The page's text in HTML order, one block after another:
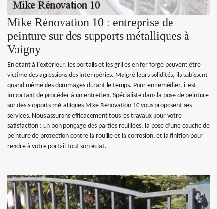
Mike Rénovation 10 : entreprise de
peinture sur des supports métalliques à
Voigny
En étant à l’extérieur, les portails et les grilles en fer forgé peuvent être
victime des agressions des intempéries. Malgré leurs solidités, ils subissent
quand même des dommages durant le temps. Pour en remédier, il est
important de procéder à un entretien. Spécialiste dans la pose de peinture
sur des supports métalliques Mike Rénovation 10 vous proposent ses
services. Nous assurons efficacement tous les travaux pour votre
satisfaction : un bon ponçage des parties rouillées, la pose d’une couche de
peinture de protection contre la rouille et la corrosion, et la finition pour
rendre à votre portail tout son éclat.